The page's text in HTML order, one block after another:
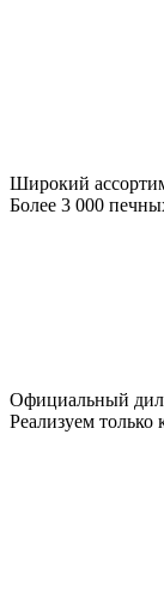
Широкий
Более 3 000
Официальный
Реализуем